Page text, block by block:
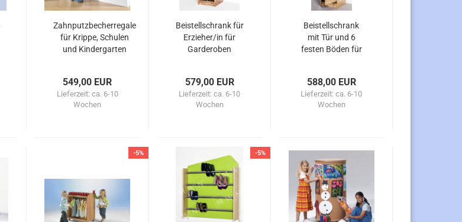
Zahnputzbecherregale
für Krippe, Schulen
und Kindergarten
549,00 EUR
Lieferzeit: ca. 6-10
Wochen
Beistellschrank für
Erzieher/in für
Garderoben
579,00 EUR
Lieferzeit:ca. 6-10
Wochen
Beistellschrank
mit Tür und 6
festen Böden für
588,00 EUR
Lieferzeit:ca. 6-10
Wochen
-5% -5%